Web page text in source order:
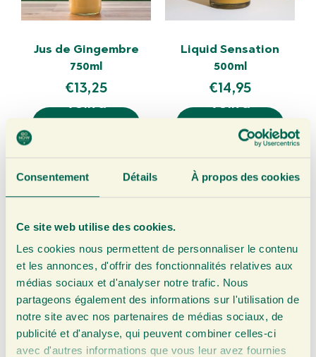
Consentement Détails À propos des cookies
Ce site web utilise des cookies.
Les cookies nous permettent de personnaliser le contenu
et les annonces, d'offrir des fonctionnalités relatives aux
médias sociaux et d'analyser notre trafic. Nous
partageons également des informations sur l'utilisation de
notre site avec nos partenaires de médias sociaux, de
publicité et d'analyse, qui peuvent combiner celles-ci
avec d'autres informations que vous leur avez fournies
Jus de Gingembre
750ml
€13,25
VOIR &
Liquid Sensation
500ml
€14,95
VOIR &
Jus de Gingembre
200ml
Jus de Curcuma
200ml